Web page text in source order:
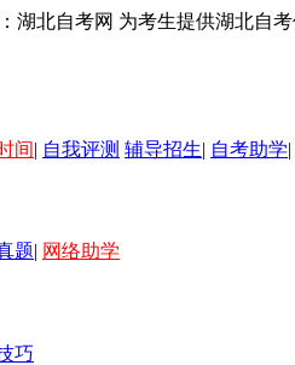
湖北自考网 为考生提供湖北自
间| 自我评测 辅导招生| 自考助学|
题| 网络助学
巧